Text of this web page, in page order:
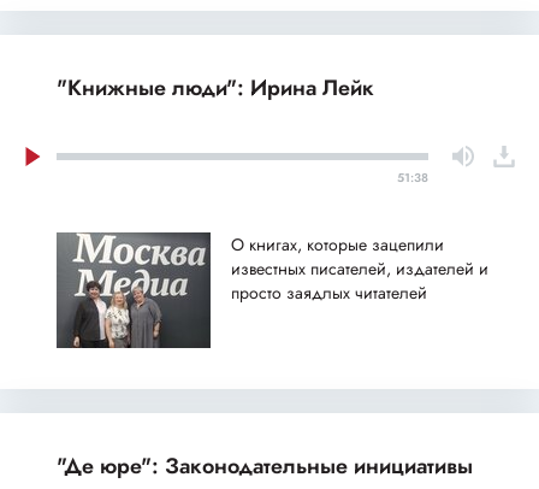
"Книжные люди": Ирина Лейк
51:38
О книгах, которые зацепили
известных писателей, издателей и
просто заядлых читателей
"Де юре": Законодательные инициативы